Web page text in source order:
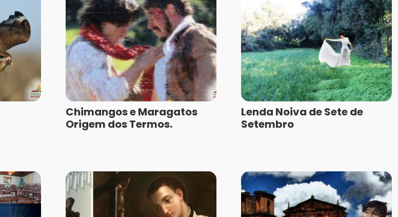
Chimangos e Maragatos
Origem dos Termos.
Lenda Noiva de Sete de
Setembro